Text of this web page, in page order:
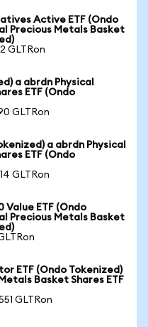
Active ETF (Ondo
Precious Metals Basket
GLTRon
a abrdn Physical
ETF (Ondo
GLTRon
a abrdn Physical
ETF (Ondo
GLTRon
Value ETF (Ondo
Precious Metals Basket
ETF (Ondo Tokenized)
Basket Shares ETF
GLTRon